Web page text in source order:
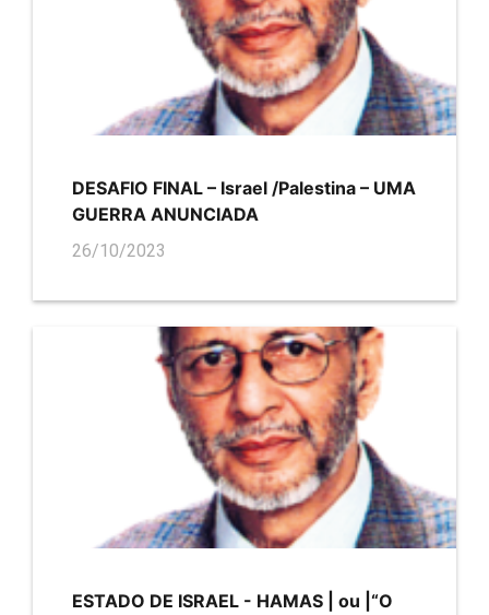
DESAFIO FINAL – Israel /Palestina – UMA
GUERRA ANUNCIADA
26/10/2023
ESTADO DE ISRAEL - HAMAS | ou |“O